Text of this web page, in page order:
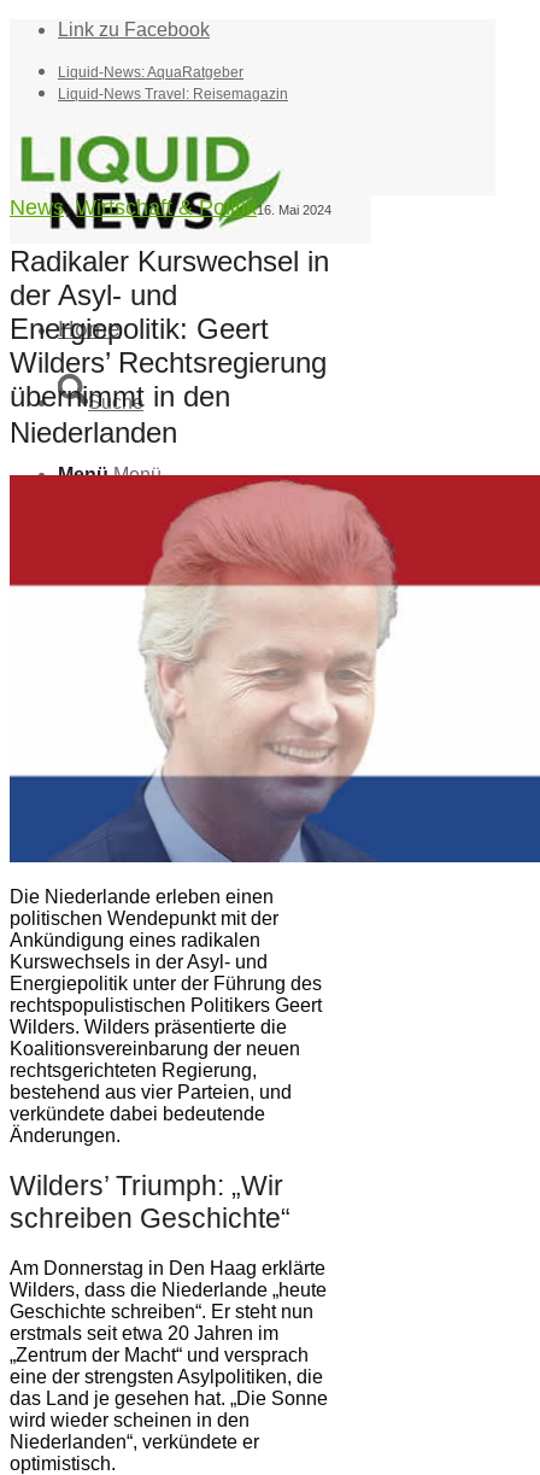
Link zu Facebook
Liquid-News: AquaRatgeber
Liquid-News Travel: Reisemagazin
Home
Suche
Menü Menü
News,Wirtschaft & Politik16. Mai 2024
Radikaler Kurswechsel in
der Asyl- und
Energiepolitik: Geert
Wilders’ Rechtsregierung
übernimmt in den
Niederlanden
Die Niederlande erleben einen
politischen Wendepunkt mit der
Ankündigung eines radikalen
Kurswechsels in der Asyl- und
Energiepolitik unter der Führung des
rechtspopulistischen Politikers Geert
Wilders. Wilders präsentierte die
Koalitionsvereinbarung der neuen
rechtsgerichteten Regierung,
bestehend aus vier Parteien, und
verkündete dabei bedeutende
Änderungen.
Wilders’ Triumph: „Wir
schreiben Geschichte“
Am Donnerstag in Den Haag erklärte
Wilders, dass die Niederlande „heute
Geschichte schreiben“. Er steht nun
erstmals seit etwa 20 Jahren im
„Zentrum der Macht“ und versprach
eine der strengsten Asylpolitiken, die
das Land je gesehen hat. „Die Sonne
wird wieder scheinen in den
Niederlanden“, verkündete er
optimistisch.